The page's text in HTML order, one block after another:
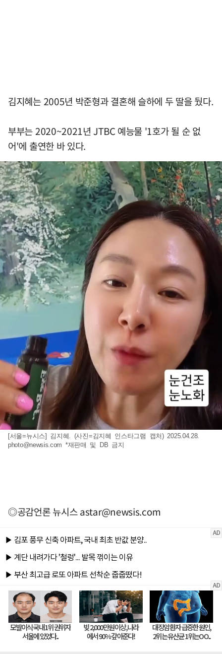
김지혜는 2005년 박준형과 결혼해 슬하에 두 딸을 뒀다.
부부는 2020~2021년 JTBC 예능물 '1호가 될 순 없
어'에 출연한 바 있다.
[서울=뉴시스] 김지혜. (사진=김지혜 인스타그램 캡처) 2025.04.28.
photo@newsis.com *재판매 및 DB 금지
◎공감언론 뉴시스astar@newsis.com